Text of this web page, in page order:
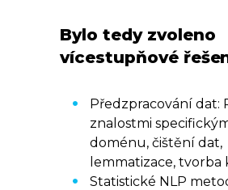
Bylo tedy zvoleno
vícestupňové
Předzpracování dat:
znalostmi
doménu, čištění dat,
lemmatizace, tvorba
Statistické NLP